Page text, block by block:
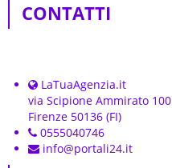
CONTATTI
LaTuaAgenzia.it
via Scipione Ammirato 100
Firenze 50136 (FI)
0555040746
info@portali24.it